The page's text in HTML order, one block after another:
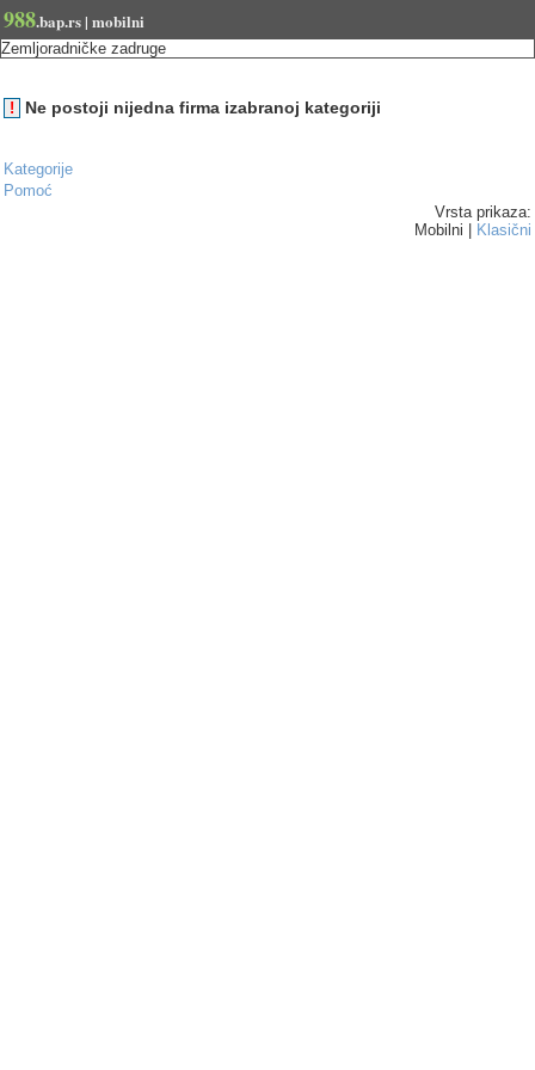
988.bap.rs | mobilni
Zemljoradničke zadruge
! Ne postoji nijedna firma izabranoj kategoriji
Kategorije
Pomoć
Vrsta prikaza:
Mobilni |
Klasični